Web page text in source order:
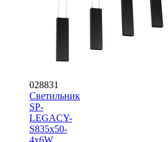
028831
Светильник
SP-
LEGACY-
S835x50-